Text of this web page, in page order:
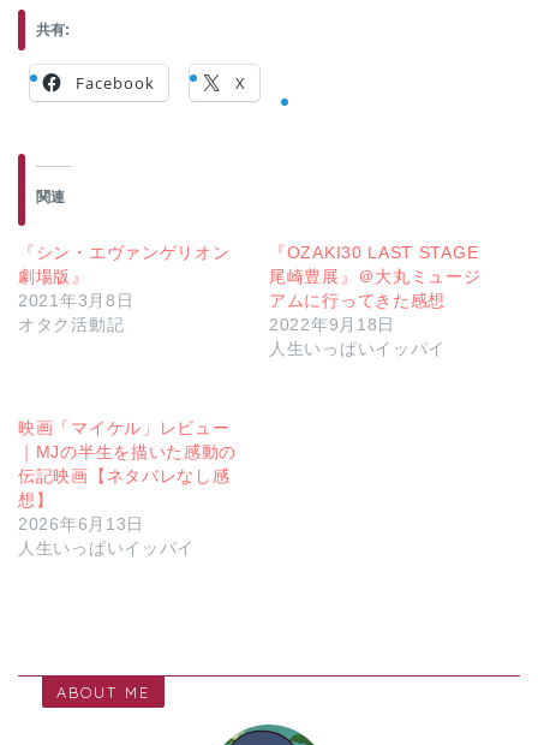
共有:
Facebook X
関連
『シン・エヴァンゲリオン
劇場版』
2021年3月8日
オタク活動記
『OZAKI30 LAST STAGE
尾崎豊展』＠大丸ミュージ
アムに行ってきた感想
2022年9月18日
人生いっぱいイッパイ
映画「マイケル」レビュー
｜MJの半生を描いた感動の
伝記映画【ネタバレなし感
想】
2026年6月13日
人生いっぱいイッパイ
ABOUT ME